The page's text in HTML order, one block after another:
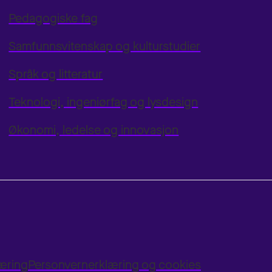
Pedagogiske fag
Samfunnsvitenskap og kulturstudier
Språk og litteratur
Teknologi, ingeniørfag og lysdesign
Økonomi, ledelse og innovasjon
Personvernerklæring og cookies